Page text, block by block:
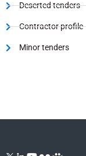
Deserted tenders
Contractor profile
Minor tenders